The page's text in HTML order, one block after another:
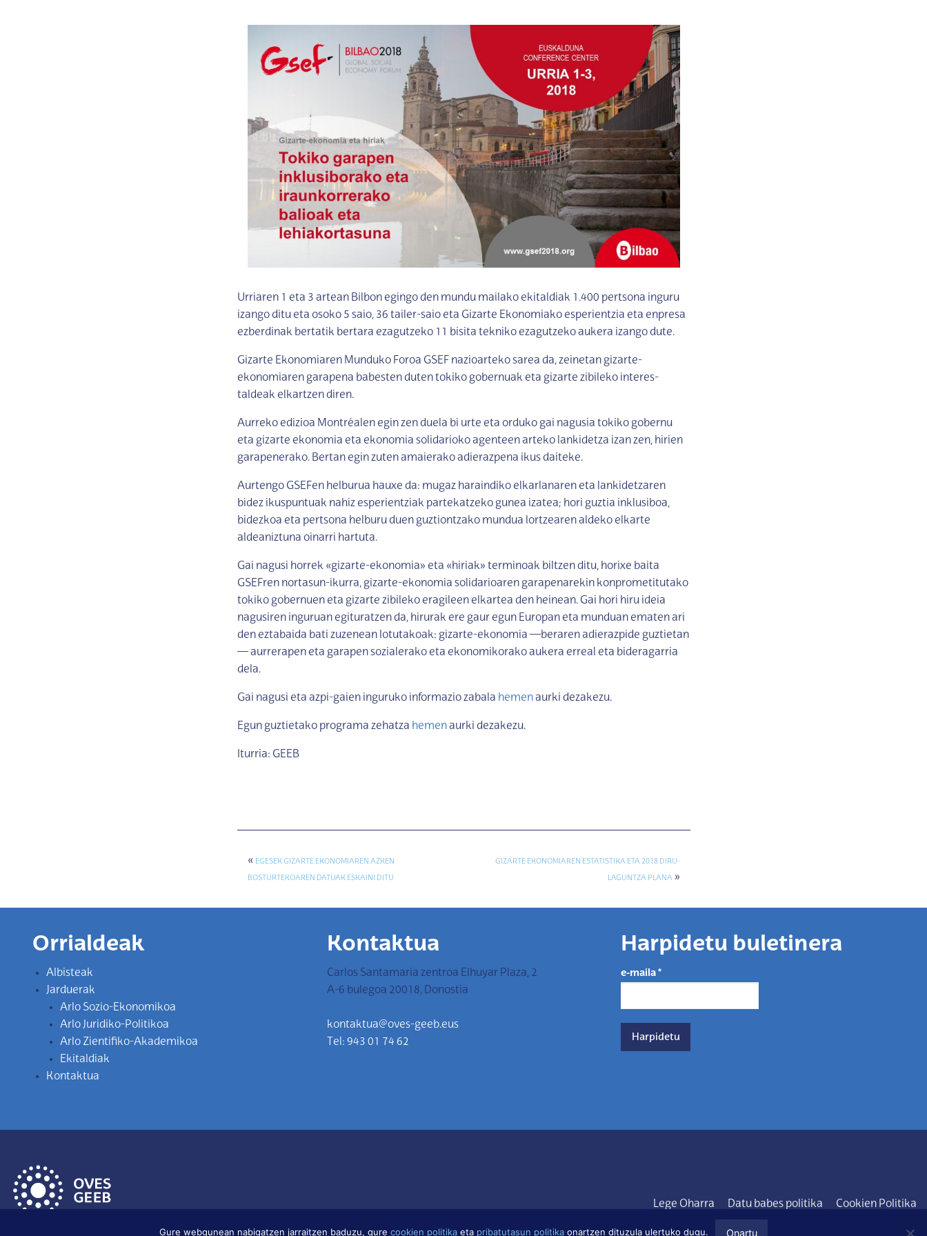
Urriaren 1 eta 3 artean Bilbon egingo den mundu mailako ekitaldiak 1.400 pertsona inguru
izango ditu eta osoko 5 saio, 36 tailer-saio eta Gizarte Ekonomiako esperientzia eta enpresa
ezberdinak bertatik bertara ezagutzeko 11 bisita tekniko ezagutzeko aukera izango dute.
Gizarte Ekonomiaren Munduko Foroa GSEF nazioarteko sarea da, zeinetan gizarte-
ekonomiaren garapena babesten duten tokiko gobernuak eta gizarte zibileko interes-
taldeak elkartzen diren.
Aurreko edizioa Montréalen egin zen duela bi urte eta orduko gai nagusia tokiko gobernu
eta gizarte ekonomia eta ekonomia solidarioko agenteen arteko lankidetza izan zen, hirien
garapenerako. Bertan egin zuten amaierako adierazpena ikus daiteke.
Aurtengo GSEFen helburua hauxe da: mugaz haraindiko elkarlanaren eta lankidetzaren
bidez ikuspuntuak nahiz esperientziak partekatzeko gunea izatea; hori guztia inklusiboa,
bidezkoa eta pertsona helburu duen guztiontzako mundua lortzearen aldeko elkarte
aldeaniztuna oinarri hartuta.
Gai nagusi horrek «gizarte-ekonomia» eta «hiriak» terminoak biltzen ditu, horixe baita
GSEFren nortasun-ikurra, gizarte-ekonomia solidarioaren garapenarekin konprometitutako
tokiko gobernuen eta gizarte zibileko eragileen elkartea den heinean. Gai hori hiru ideia
nagusiren inguruan egituratzen da, hirurak ere gaur egun Europan eta munduan ematen ari
den eztabaida bati zuzenean lotutakoak: gizarte-ekonomia —beraren adierazpide guztietan
— aurrerapen eta garapen sozialerako eta ekonomikorako aukera erreal eta bideragarria
dela.
Gai nagusi eta azpi-gaien inguruko informazio zabala hemenaurki dezakezu.
Egun guztietako programa zehatza hemenaurki dezakezu.
Iturria: GEEB
« EGESEK GIZARTE EKONOMIAREN AZKEN
BOSTURTEKOAREN DATUAK ESKAINI DITU
GIZARTE EKONOMIAREN ESTATISTIKA ETA 2018 DIRU-
LAGUNTZA PLANA»
Orrialdeak
Albisteak
Jarduerak
Arlo Sozio-Ekonomikoa
Arlo Juridiko-Politikoa
Arlo Zientifiko-Akademikoa
Ekitaldiak
Kontaktua
Kontaktua
Carlos Santamaria zentroa Elhuyar Plaza, 2
A-6 bulegoa 20018, Donostia
kontaktua@oves-geeb.eus
Tel: 943 01 74 62
Harpidetu buletinera
e-maila*
Lege Oharra Datu babes politika Cookien Politika
Gure webgunean nabigatzen jarraitzen baduzu, gurecookien politika eta pribatutasun politika onartzen dituzula ulertuko dugu. Onartu